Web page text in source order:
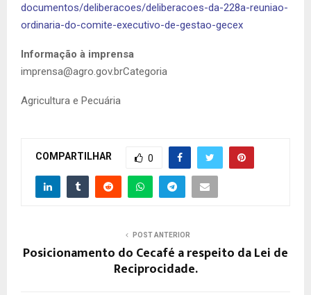
documentos/deliberacoes/deliberacoes-da-228a-reuniao-
ordinaria-do-comite-executivo-de-gestao-gecex
Informação à imprensa
imprensa@agro.gov.brCategoria
Agricultura e Pecuária
COMPARTILHAR 0
POST ANTERIOR
Posicionamento do Cecafé a respeito da Lei de
Reciprocidade.